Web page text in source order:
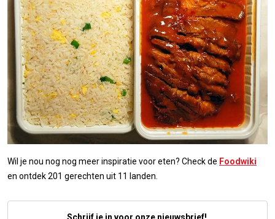
Wil je nou nog nog meer inspiratie voor eten? Check de Foodwiki
en ontdek 201 gerechten uit 11 landen.